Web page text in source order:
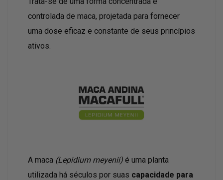
controlada de maca, projetada para fornecer
uma dose eficaz e constante de seus princípios
ativos.
A maca (Lepidium meyenii) é uma planta
utilizada há séculos por suas capacidade para